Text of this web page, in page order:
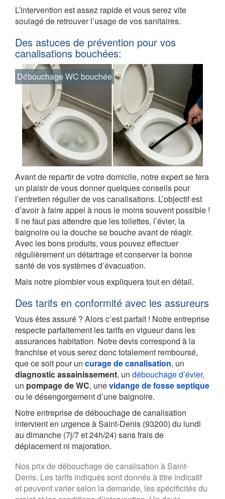
L’intervention est assez rapide et vous serez vite
soulagé de retrouver l’usage de vos sanitaires.
Des astuces de prévention pour vos
canalisations bouchées:
Débouchage WC bouchée
Avant de repartir de votre domicile, notre expert se fera
un plaisir de vous donner quelques conseils pour
l’entretien régulier de vos canalisations. L’objectif est
d’avoir à faire appel à nous le moins souvent possible !
Il ne faut pas attendre que les toilettes, l’évier, la
baignoire ou la douche se bouche avant de réagir.
Avec les bons produits, vous pouvez effectuer
régulièrement un détartrage et conserver la bonne
santé de vos systèmes d’évacuation.
Mais notre plombier vous expliquera tout en détail.
Des tarifs en conformité avec les assureurs
Vous êtes assuré ? Alors c’est parfait ! Notre entreprise
respecte parfaitement les tarifs en vigueur dans les
assurances habitation. Notre devis correspond à la
franchise et vous serez donc totalement remboursé,
que ce soit pour un curage de canalisation, un
diagnostic assainissement, un débouchage d’évier,
un pompage de WC, unevidange de fosse septique
ou le désengorgement d’une baignoire.
Notre entreprise de débouchage de canalisation
intervient en urgence à Saint-Denis (93200) du lundi
au dimanche (7j/7 et 24h/24) sans frais de
déplacement ni majoration.
Nos prix de débouchage de canalisation à Saint-
Denis. Les tarifs indiqués sont donnés à titre indicatif
et peuvent varier selon la demande, les spécificités du